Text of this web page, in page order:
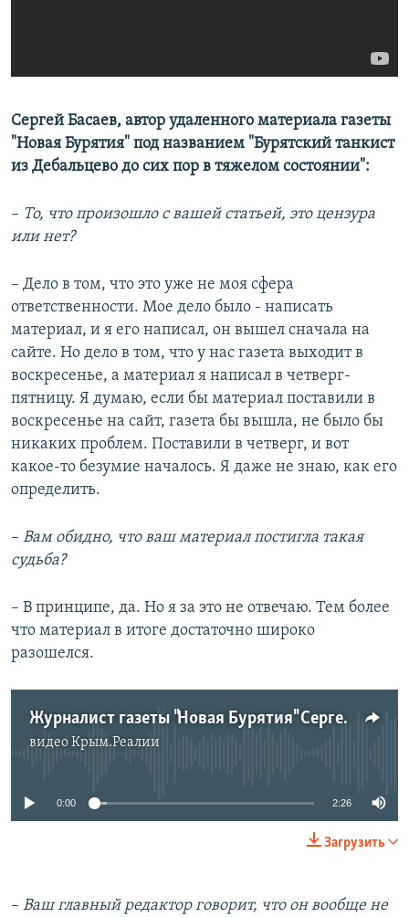
Сергей Басаев, автор удаленного материала газеты
"Новая Бурятия" под названием "​Бурятский танкист
из Дебальцево до сих пор в тяжелом состоянии":
–​ То, что произошло с вашей статьей, это цензура
или нет?
– Дело в том, что это уже не моя сфера
ответственности. Мое дело было - написать
материал, и я его написал, он вышел сначала на
сайте. Но дело в том, что у нас газета выходит в
воскресенье, а материал я написал в четверг-
пятницу. Я думаю, если бы материал поставили в
воскресенье на сайт, газета бы вышла, не было бы
никаких проблем. Поставили в четверг, и вот
какое-то безумие началось. Я даже не знаю, как его
определить.
–​ Вам обидно, что ваш материал постигла такая
судьба?
– В принципе, да. Но я за это не отвечаю. Тем более
что материал в итоге достаточно широко
разошелся.
Журналист газеты "Новая Бурятия" Сергей Басаев - о своей работе над статьей про Доржи Батомункуева
видеоКрым.Реалии
0:00 2:26
Загрузить
–​ Ваш главный редактор говорит, что он вообще не